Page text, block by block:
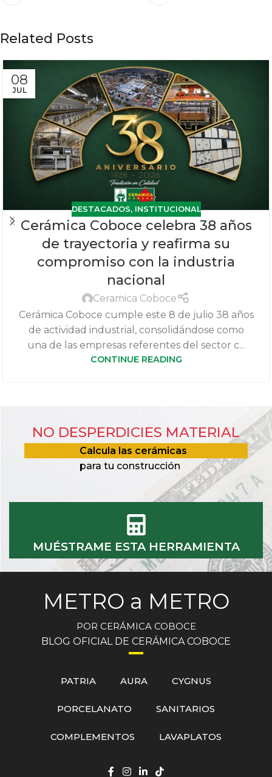
Related Posts
08
JUL
DESTACADOS, INSTITUCIONAL
Cerámica Coboce celebra 38 años
de trayectoria y reafirma su
compromiso con la industria
nacional
Ceramica Coboce
Cerámica Coboce cumple este 8 de julio 38 años
de actividad industrial, consolidándose como
una de las empresas referentes del sector c...
CONTINUE READING
NO DESPERDICIES MATERIAL
Calcula las cerámicas
para tu construcción
MUÉSTRAME ESTA HERRAMIENTA
METRO a METRO
POR CERÁMICA COBOCE
BLOG OFICIAL DE CERÁMICA COBOCE
PATRIA AURA CYGNUS
PORCELANATO SANITARIOS
COMPLEMENTOS LAVAPLATOS